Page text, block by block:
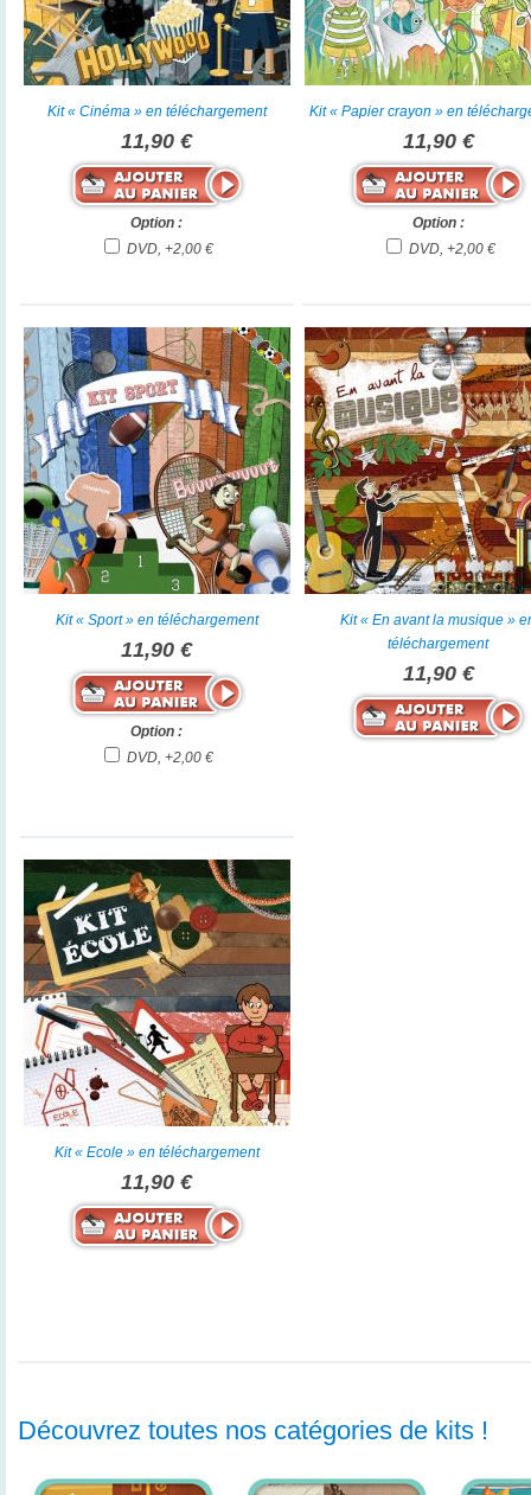
Kit « Cinéma » en téléchargement
11,90 €
Option :
DVD, +2,00 €
Kit « Papier crayon » en
11,90 €
Option :
DVD, +2,00 €
Kit « Sport » en téléchargement
11,90 €
Option :
DVD, +2,00 €
Kit « En avant la musique »
téléchargement
11,90 €
Kit « Ecole » en téléchargement
11,90 €
Découvrez toutes nos catégories de kits !